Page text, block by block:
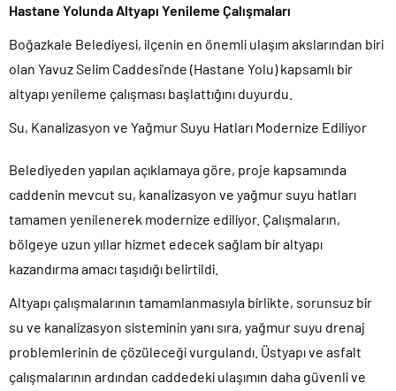
Hastane Yolunda Altyapı Yenileme Çalışmaları
Boğazkale Belediyesi, ilçenin en önemli ulaşım akslarından biri
olan Yavuz Selim Caddesi’nde (Hastane Yolu) kapsamlı bir
altyapı yenileme çalışması başlattığını duyurdu.
Su, Kanalizasyon ve Yağmur Suyu Hatları Modernize Ediliyor
Belediyeden yapılan açıklamaya göre, proje kapsamında
caddenin mevcut su, kanalizasyon ve yağmur suyu hatları
tamamen yenilenerek modernize ediliyor. Çalışmaların,
bölgeye uzun yıllar hizmet edecek sağlam bir altyapı
kazandırma amacı taşıdığı belirtildi.
Altyapı çalışmalarının tamamlanmasıyla birlikte, sorunsuz bir
su ve kanalizasyon sisteminin yanı sıra, yağmur suyu drenaj
problemlerinin de çözüleceği vurgulandı. Üstyapı ve asfalt
çalışmalarının ardından caddedeki ulaşımın daha güvenli ve